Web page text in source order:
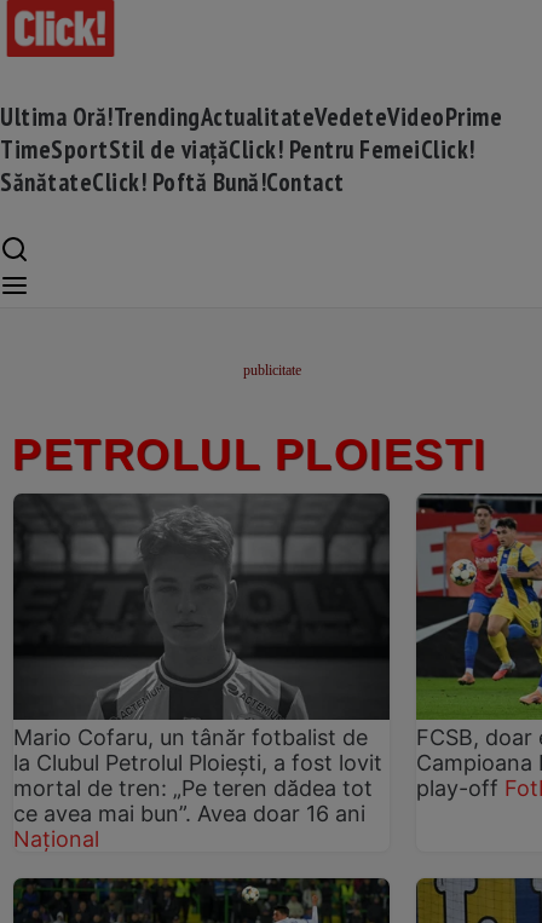
Ultima Oră!TrendingActualitateVedeteVideoPrime
TimeSportStil de viațăClick! Pentru FemeiClick!
SănătateClick! Poftă Bună!Contact
PETROLUL PLOIESTI
Mario Cofaru, un tânăr fotbalist de
la Clubul Petrolul Ploiești, a fost lovit
mortal de tren: „Pe teren dădea tot
ce avea mai bun”. Avea doar 16 ani
Național
FCSB, doar
Campioana
play-off